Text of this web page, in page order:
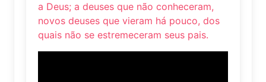
a Deus; a deuses que não conheceram,
novos deuses que vieram há pouco, dos
quais não se estremeceram seus pais.